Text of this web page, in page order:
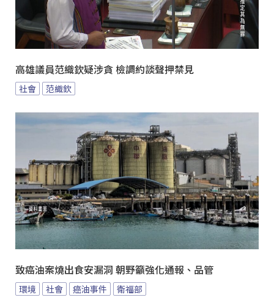
高雄議員范織欽疑涉貪 檢調約談聲押禁見
社會 范織欽
致癌油案燒出食安漏洞 朝野籲強化通報、品管
環境 社會 癌油事件 衛福部